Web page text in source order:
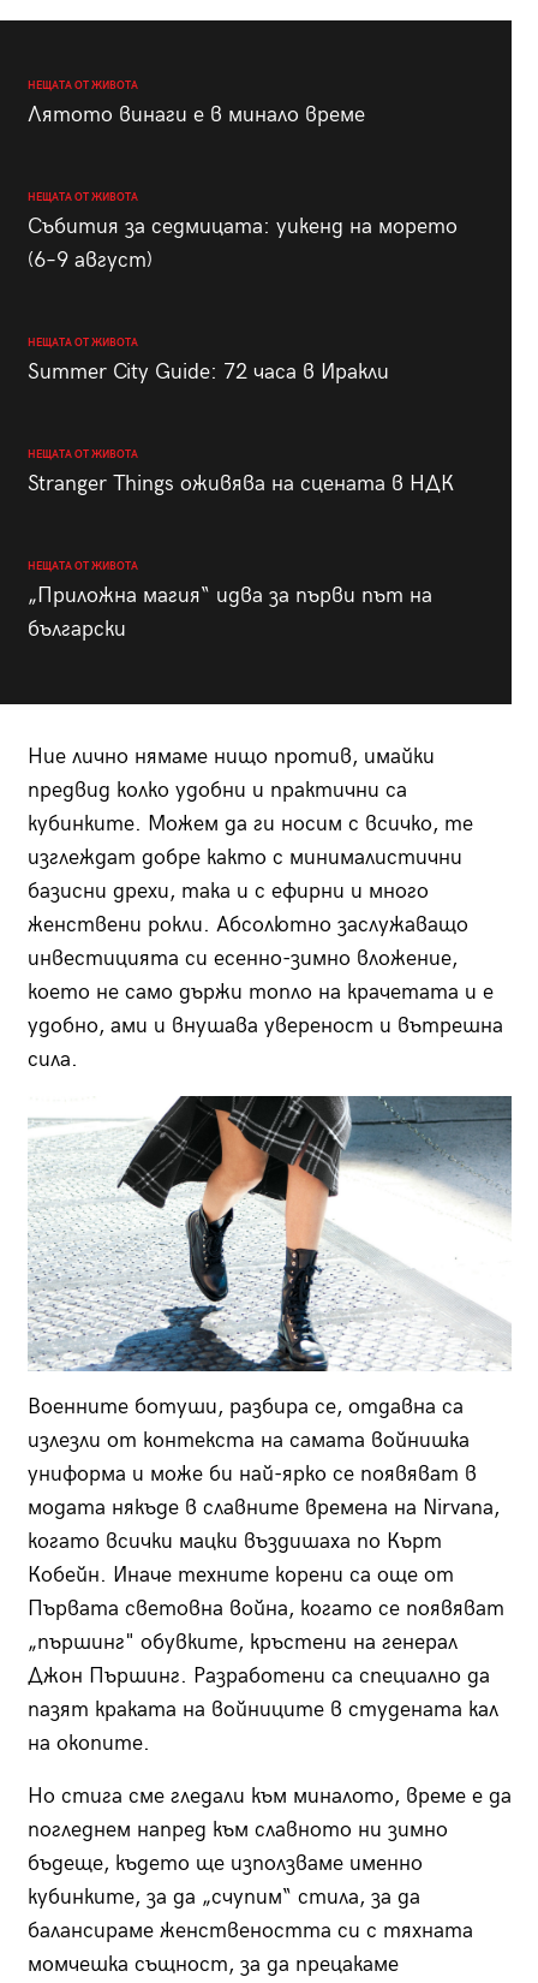
НЕЩАТА ОТ ЖИВОТА
Лятото винаги е в минало време
НЕЩАТА ОТ ЖИВОТА
Събития за седмицата: уикенд на морето
(6–9 август)
НЕЩАТА ОТ ЖИВОТА
Summer City Guide: 72 часа в Иракли
НЕЩАТА ОТ ЖИВОТА
Stranger Things оживява на сцената в НДК
НЕЩАТА ОТ ЖИВОТА
„Приложна магия“ идва за първи път на
български
Ние лично нямаме нищо против, имайки
предвид колко удобни и практични са
кубинките. Можем да ги носим с всичко, те
изглеждат добре както с минималистични
базисни дрехи, така и с ефирни и много
женствени рокли. Абсолютно заслужаващо
инвестицията си есeнно-зимно вложение,
което не само държи топло на крачетата и е
удобно, ами и внушава увереност и вътрешна
сила.
Военните ботуши, разбира се, отдавна са
излезли от контекста на самата войнишка
униформа и може би най-ярко се появяват в
модата някъде в славните времена на Nirvana,
когато всички мацки въздишаха по Кърт
Кобейн. Иначе техните корени са още от
Първата световна война, когато се появяват
„пършинг" обувките, кръстени на генерал
Джон Пършинг. Разработени са специално да
пазят краката на войниците в студената кал
на окопите.
Но стига сме гледали към миналото, време е да
погледнем напред към славното ни зимно
бъдеще, където ще използваме именно
кубинките, за да „счупим“ стила, за да
балансираме женствеността си с тяхната
момчешка същност, за да прецакаме